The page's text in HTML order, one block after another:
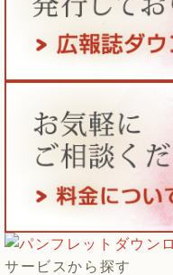
サービスから探す